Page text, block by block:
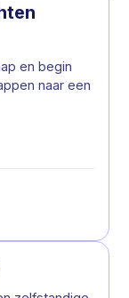
en begin
naar een